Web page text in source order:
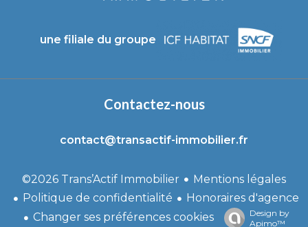
une filiale du groupe
Contactez-nous
contact@transactif-immobilier.fr
©2026 Trans’Actif Immobilier
Mentions légales
Politique de confidentialité
Honoraires d'agence
Changer ses préférences cookies
Design by
Apimo™